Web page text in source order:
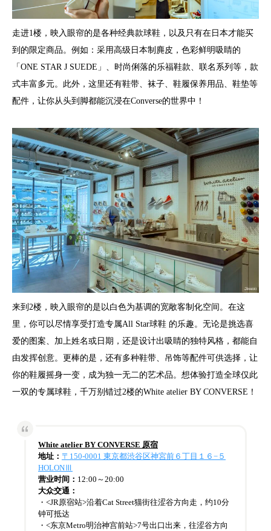
走进1楼，映入眼帘的是各种经典款球鞋，以及只有在日本才能买
到的限定商品。例如：采用高级日本制麂皮，色彩鲜明吸睛的
「ONE STAR J SUEDE」、时尚俐落的乐福鞋款、联名系列等，款
式丰富多元。此外，这里还有鞋带、袜子、鞋履保养用品、鞋垫等
配件，让你从头到脚都能沉浸在Converse的世界中！
来到2楼，映入眼帘的是以白色为基调的宽敞客制化空间。在这
里，你可以尽情享受打造专属All Star球鞋 的乐趣。无论是挑选喜
爱的图案、加上姓名或日期，还是设计出吸睛的独特风格，都能自
由发挥创意。更棒的是，还有多种鞋带、吊饰等配件可供选择，让
你的鞋履摇身一变，成为独一无二的艺术品。想体验打造全球仅此
一双的专属球鞋，千万别错过2楼的White atelier BY CONVERSE！
White atelier BY CONVERSE 原宿
地址： 〒150-0001 東京都渋谷区神宮前６丁目１６−５
HOLONⅢ
营业时间： 12:00～20:00
大众交通：
・<JR原宿站>沿着Cat Street猫街往涩谷方向走，约10分
钟可抵达
・<东京Metro明治神宫前站>7号出口出来，往涩谷方向